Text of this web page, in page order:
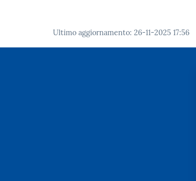
Ultimo aggiornamento: 26-11-2025 17:56